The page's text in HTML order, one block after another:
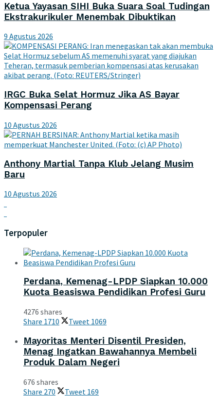
Ketua Yayasan SIHI Buka Suara Soal Tudingan
Ekstrakurikuler Menembak Dibuktikan
9 Agustus 2026
IRGC Buka Selat Hormuz Jika AS Bayar
Kompensasi Perang
10 Agustus 2026
Anthony Martial Tanpa Klub Jelang Musim
Baru
10 Agustus 2026
Terpopuler
Perdana, Kemenag-LPDP Siapkan 10.000
Kuota Beasiswa Pendidikan Profesi Guru
4276 shares
Share 1710 Tweet 1069
Mayoritas Menteri Disentil Presiden,
Menag Ingatkan Bawahannya Membeli
Produk Dalam Negeri
676 shares
Share 270 Tweet 169